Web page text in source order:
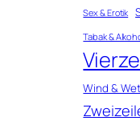
Sex & Erotik
Tabak &
Wind &